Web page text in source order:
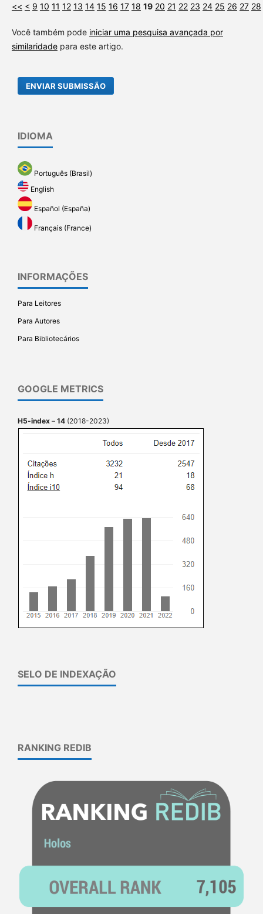
<< < 9 10 11 12 13 14 15 16 17 18 19 20 21 22 23 24 25 26 27 28
Você também pode iniciar uma pesquisa avançada por
similaridadepara este artigo.
ENVIAR SUBMISSÃO
IDIOMA
Português (Brasil)
English
Español (España)
Français (France)
INFORMAÇÕES
Para Leitores
Para Autores
Para Bibliotecários
GOOGLE METRICS
H5-index – 14 (2018-2023)
SELO DE INDEXAÇÃO
RANKING REDIB